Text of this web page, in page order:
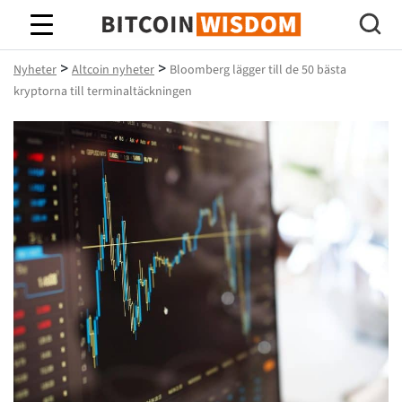
Bitcoin Wisdom
Nyheter > Altcoin nyheter > Bloomberg lägger till de 50 bästa
kryptorna till terminaltäckningen